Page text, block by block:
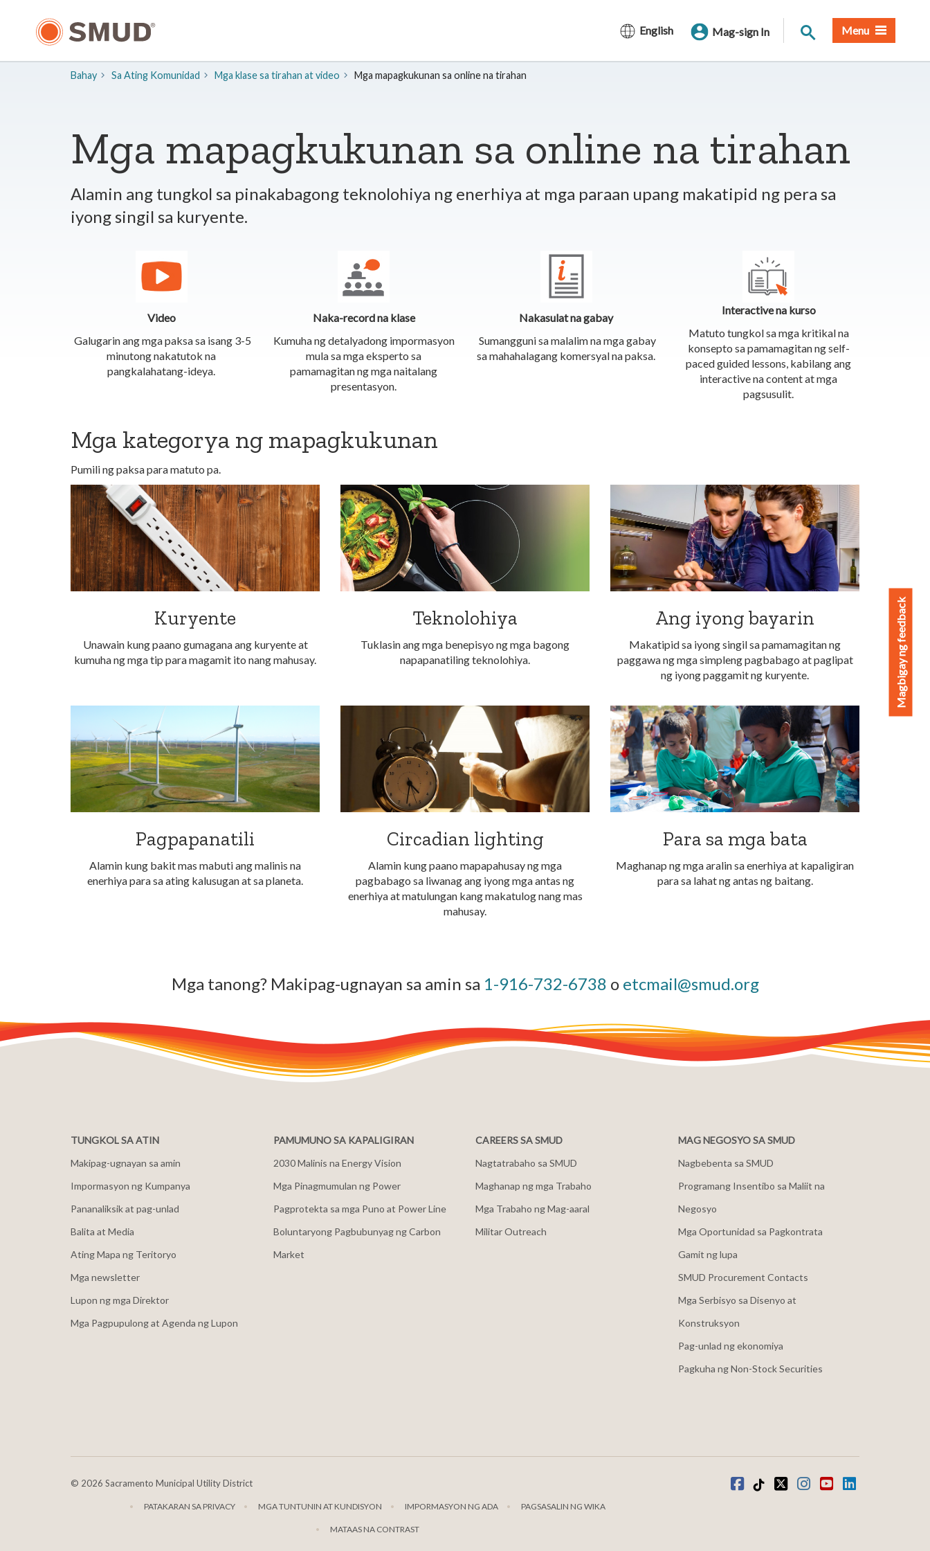
Pangunahing
English Mag-sign In Paghahanap sa Site
Menu
Bahay Sa Ating Komunidad Mga klase sa tirahan at video Mga mapagkukunan sa online na tirahan
Mga mapagkukunan sa online na tirahan
Alamin ang tungkol sa pinakabagong teknolohiya ng enerhiya at mga paraan upang makatipid ng pera sa
iyong singil sa kuryente.
Video
Galugarin ang mga paksa sa isang 3-5
minutong nakatutok na
pangkalahatang-ideya.
Naka-record na klase
Kumuha ng detalyadong impormasyon
mula sa mga eksperto sa
pamamagitan ng mga naitalang
presentasyon.
Nakasulat na gabay
Sumangguni sa malalim na mga gabay
sa mahahalagang komersyal na paksa.
Interactive na kurso
Matuto tungkol sa mga kritikal na
konsepto sa pamamagitan ng self-
paced guided lessons, kabilang ang
interactive na content at mga
pagsusulit.
Mga kategorya ng mapagkukunan
Pumili ng paksa para matuto pa.
Kuryente
Unawain kung paano gumagana ang kuryente at
kumuha ng mga tip para magamit ito nang mahusay.
Teknolohiya
Tuklasin ang mga benepisyo ng mga bagong
napapanatiling teknolohiya.
Ang iyong bayarin
Makatipid sa iyong singil sa pamamagitan ng
paggawa ng mga simpleng pagbabago at paglipat
ng iyong paggamit ng kuryente.
Pagpapanatili
Alamin kung bakit mas mabuti ang malinis na
enerhiya para sa ating kalusugan at sa planeta.
Circadian lighting
Alamin kung paano mapapahusay ng mga
pagbabago sa liwanag ang iyong mga antas ng
enerhiya at matulungan kang makatulog nang mas
mahusay.
Para sa mga bata
Maghanap ng mga aralin sa enerhiya at kapaligiran
para sa lahat ng antas ng baitang.
Mga tanong? Makipag-ugnayan sa amin sa 1-916-732-6738 o etcmail@smud.org
TUNGKOL SA ATIN
Makipag-ugnayan sa amin
Impormasyon ng Kumpanya
Pananaliksik at pag-unlad
Balita at Media
Ating Mapa ng Teritoryo
Mga newsletter
Lupon ng mga Direktor
Mga Pagpupulong at Agenda ng Lupon
PAMUMUNO SA KAPALIGIRAN
2030 Malinis na Energy Vision
Mga Pinagmumulan ng Power
Pagprotekta sa mga Puno at Power Line
Boluntaryong Pagbubunyag ng Carbon
Market
CAREERS SA SMUD
Nagtatrabaho sa SMUD
Maghanap ng mga Trabaho
Mga Trabaho ng Mag-aaral
Militar Outreach
MAG NEGOSYO SA SMUD
Nagbebenta sa SMUD
Programang Insentibo sa Maliit na
Negosyo
Mga Oportunidad sa Pagkontrata
Gamit ng lupa
SMUD Procurement Contacts
Mga Serbisyo sa Disenyo at
Konstruksyon
Pag-unlad ng ekonomiya
Pagkuha ng Non-Stock Securities
© 2026 Sacramento Municipal Utility District
PATAKARAN SA PRIVACY MGA TUNTUNIN AT KUNDISYON IMPORMASYON NG ADA PAGSASALIN NG WIKA
MATAAS NA CONTRAST
Facebook
Tiktok
kabaInstagram
youtubeLinkedIn
Magbigay ng feedback